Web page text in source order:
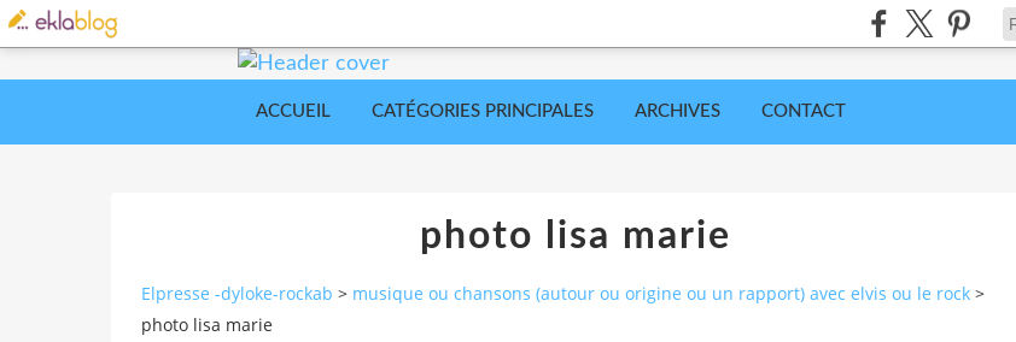
ACCUEIL CATÉGORIES PRINCIPALES ARCHIVES CONTACT
photo lisa marie
Elpresse -dyloke-rockab > musique ou chansons (autour ou origine ou un rapport) avec elvis ou le rock >
photo lisa marie